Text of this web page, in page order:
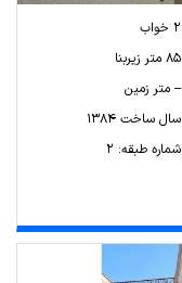
2 خواب
85 متر زیربنا
-- متر زمین
سال ساخت 1384
شماره طبقه: 2